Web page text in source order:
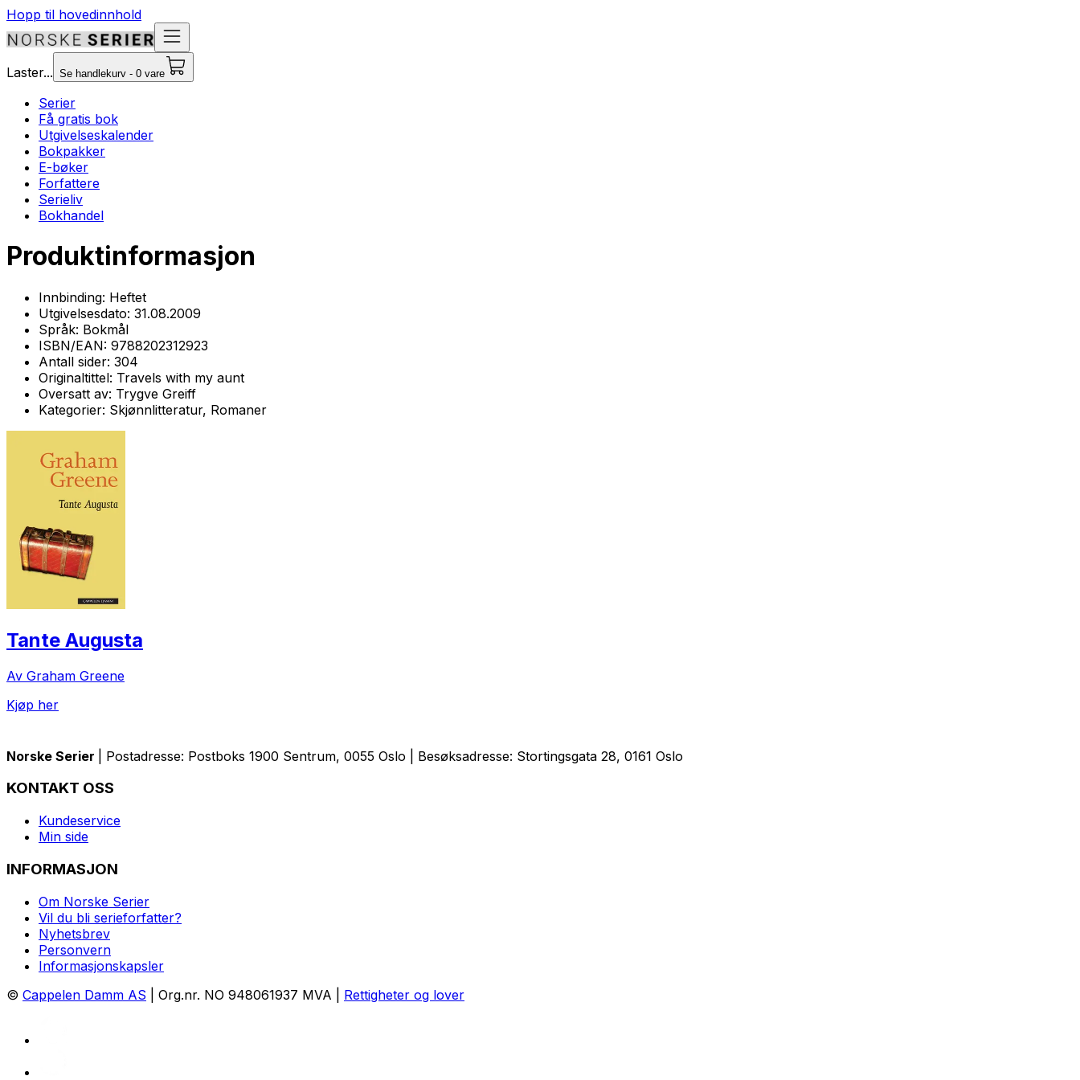
Hopp til hovedinnhold
Laster... Se handlekurv - 0 vare
Serier
Få gratis bok
Utgivelseskalender
Bokpakker
E-bøker
Forfattere
Serieliv
Bokhandel
Produktinformasjon
Innbinding: Heftet
Utgivelsesdato: 31.08.2009
Språk: Bokmål
ISBN/EAN: 9788202312923
Antall sider: 304
Originaltittel: Travels with my aunt
Oversatt av: Trygve Greiff
Kategorier: Skjønnlitteratur, Romaner
Tante Augusta
Av Graham Greene
Kjøp her
Norske Serier | Postadresse: Postboks 1900 Sentrum, 0055 Oslo | Besøksadresse: Stortingsgata 28, 0161 Oslo
KONTAKT OSS
Kundeservice
Min side
INFORMASJON
Om Norske Serier
Vil du bli serieforfatter?
Nyhetsbrev
Personvern
Informasjonskapsler
© Cappelen Damm AS | Org.nr. NO 948061937 MVA | Rettigheter og lover